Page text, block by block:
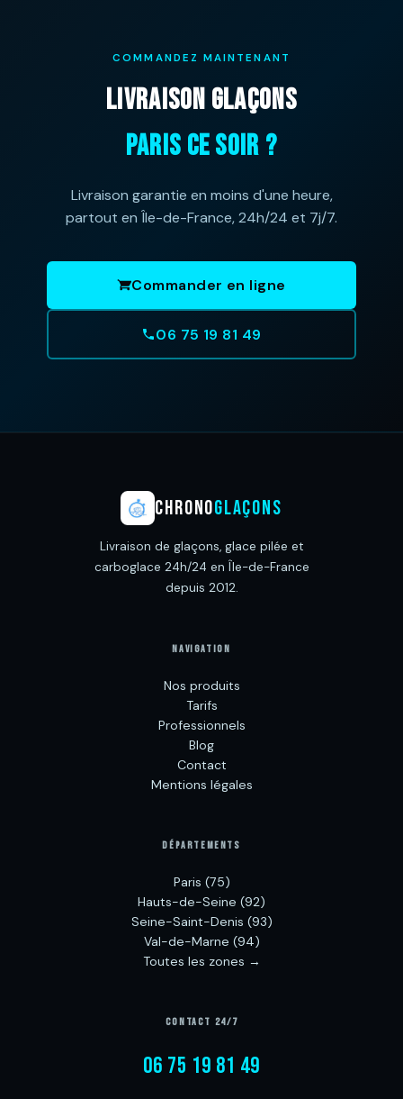
COMMANDEZ MAINTENANT
LIVRAISON GLAÇONS
PARIS CE SOIR ?
Livraison garantie en moins d'une heure,
partout en Île-de-France, 24h/24 et 7j/7.
Commander en ligne
06 75 19 81 49
CHRONOGLAÇONS
Livraison de glaçons, glace pilée et
carboglace 24h/24 en Île-de-France
depuis 2012.
NAVIGATION
Nos produits
Tarifs
Professionnels
Blog
Contact
Mentions légales
DÉPARTEMENTS
Paris (75)
Hauts-de-Seine (92)
Seine-Saint-Denis (93)
Val-de-Marne (94)
Toutes les zones →
CONTACT 24/7
06 75 19 81 49